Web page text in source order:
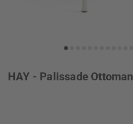
HAY - Palissade Ottoman